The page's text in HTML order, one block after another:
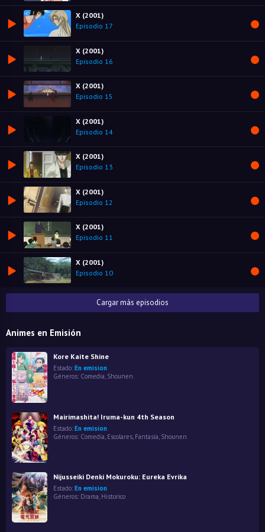
X (2001)
Episodio 17
X (2001)
Episodio 16
X (2001)
Episodio 15
X (2001)
Episodio 14
X (2001)
Episodio 13
X (2001)
Episodio 12
X (2001)
Episodio 11
X (2001)
Episodio 10
Cargar más episodios
Animes en Emisión
Kore Kaite Shine
Estado: En emision
Géneros: Comedia, Shounen
Mairimashita! Iruma-kun 4th Season
Estado: En emision
Géneros: Comedia Escolares Fantasía Shounen
Nijusseiki Denki Mokuroku: Eureka Evrika
Estado: En emision
Géneros: Drama, Historico